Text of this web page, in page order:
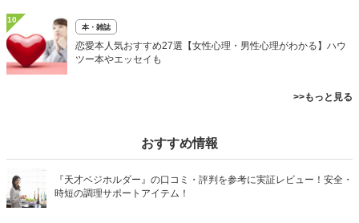
10
本・雑誌
恋愛本人気おすすめ27選【女性心理・男性心理がわかる】ハウ
ツー本やエッセイも
>>もっと見る
おすすめ情報
『天才ベジホルダー』の口コミ・評判を参考に実証レビュー！安全・
時短の調理サポートアイテム！